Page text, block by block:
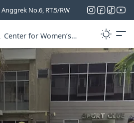
Anggrek No.6, RT.5/RW.5, Cipinang Melayu,
Center for Women’s
Resources
Development in Jakarta